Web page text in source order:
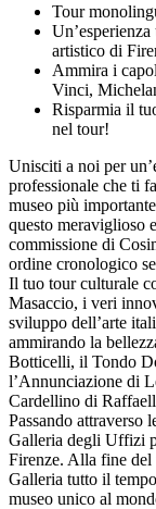
Tour
artistico di
Ammira i
Vinci,
Risparmia il
nel tour!
Unisciti a noi per
professionale che ti
museo più
questo meraviglioso
commissione di
ordine cronologico
Il tuo tour culturale
Masaccio, i veri
sviluppo dell’arte
ammirando la
Botticelli, il Tondo
l’Annunciazione di
Cardellino di
Passando attraverso
Galleria degli Uffizi
Firenze. Alla fine del
Galleria tutto il
museo unico al